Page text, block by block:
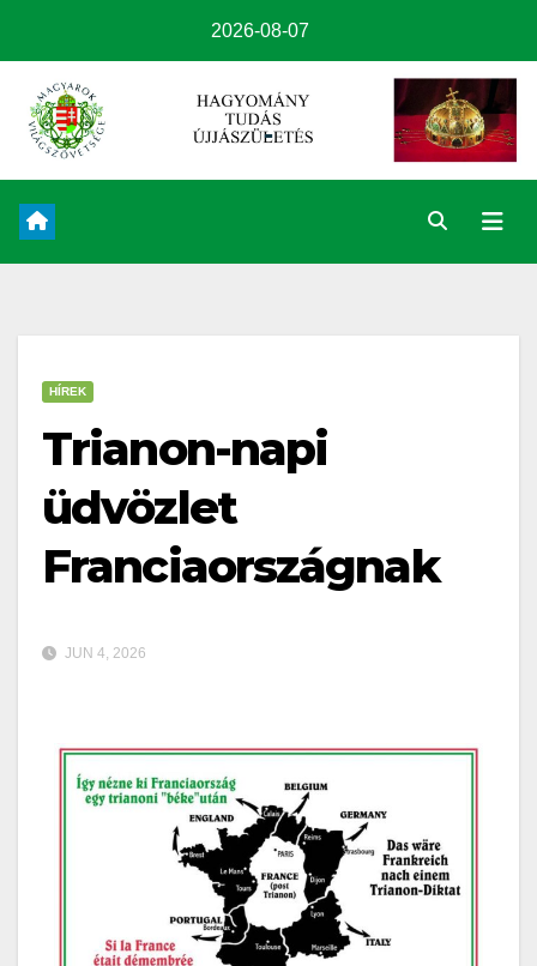
2026-08-07
HÍREK
Trianon-napi
üdvözlet
Franciaországnak
JUN 4, 2026